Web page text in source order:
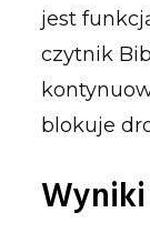
jest
czytnik
blokuje